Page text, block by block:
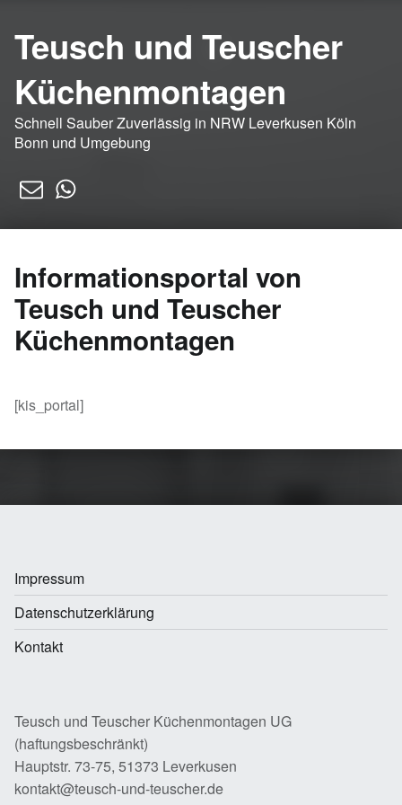
Teusch und Teuscher
Küchenmontagen
Schnell Sauber Zuverlässig in NRW Leverkusen Köln
Bonn und Umgebung
Informationsportal von
Teusch und Teuscher
Küchenmontagen
[kis_portal]
Skip back to main navigation
Impressum
Datenschutzerklärung
Kontakt
Teusch und Teuscher Küchenmontagen UG
(haftungsbeschränkt)
Hauptstr. 73-75, 51373 Leverkusen
kontakt@teusch-und-teuscher.de